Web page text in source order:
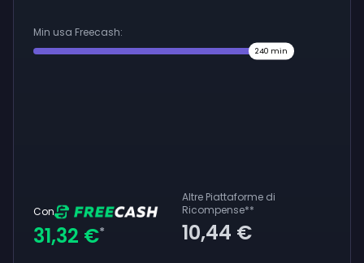
Min usa Freecash:
240 min
Con
31,32 €*
Altre Piattaforme di
Ricompense**
10,44 €